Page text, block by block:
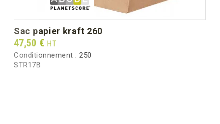
sac papier kraft 260
Prix
47,50 € HT
Conditionnement : 250
STR17B